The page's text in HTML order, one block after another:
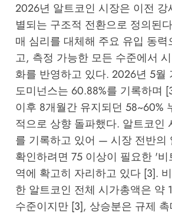
2026년 알트코인 시장은 이전 강
별되는 구조적 전환으로 정의된
매 심리를 대체해 주요 유입 동
고, 측정 가능한 모든 수준에서
화를 반영하고 있다. 2026년 5월
도미넌스는 60.88%를 기록하며
이후 8개월간 유지되던 58~60%
적으로 상향 돌파했다. 알트코인
를 기록하고 있어 — 시장 전반의
확인하려면 75 이상이 필요한 '
역에 확고히 자리하고 있다 [3].
한 알트코인 전체 시가총액은 약
수준이지만 [3], 상승분은 규제